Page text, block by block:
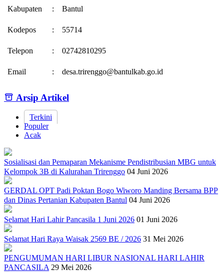
Kabupaten : Bantul
Kodepos : 55714
Telepon : 02742810295
Email : desa.trirenggo@bantulkab.go.id
Arsip Artikel
Terkini
Populer
Acak
Sosialisasi dan Pemaparan Mekanisme Pendistribusian MBG untuk
Kelompok 3B di Kalurahan Trirenggo 04 Juni 2026
GERDAL OPT Padi Poktan Bogo Wiworo Manding Bersama BPP
dan Dinas Pertanian Kabupaten Bantul 04 Juni 2026
Selamat Hari Lahir Pancasila 1 Juni 2026 01 Juni 2026
Selamat Hari Raya Waisak 2569 BE / 2026 31 Mei 2026
PENGUMUMAN HARI LIBUR NASIONAL HARI LAHIR
PANCASILA 29 Mei 2026